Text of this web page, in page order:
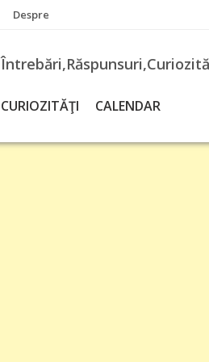
Despre
CURIOZITĂŢI CALENDAR